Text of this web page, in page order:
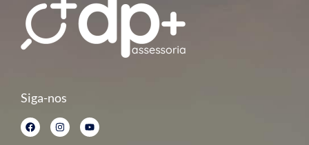
Siga-nos